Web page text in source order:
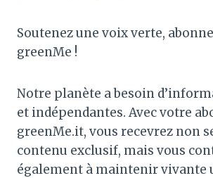
Soutenez une voix verte,
greenMe !
Notre planète a besoin
et indépendantes. Avec votre
greenMe.it, vous recevrez non
contenu exclusif, mais vous
également à maintenir vivante